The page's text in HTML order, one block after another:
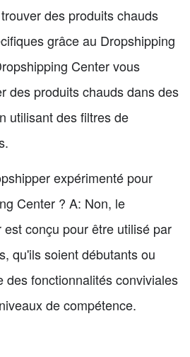
des produits chauds
grâce au Dropshipping
Center vous
des produits chauds dans des
utilisant des filtres de
expérimenté pour
Center ? A: Non, le
conçu pour être utilisé par
qu'ils soient débutants ou
des fonctionnalités conviviales
de compétence.